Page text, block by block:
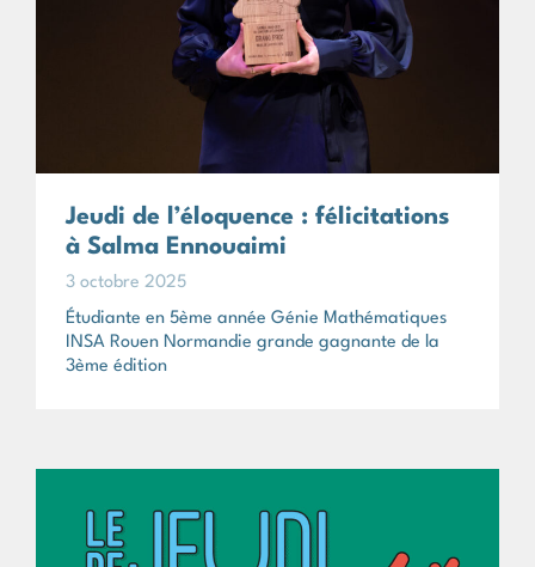
Jeudi de l’éloquence : félicitations
à Salma Ennouaimi
3 octobre 2025
Étudiante en 5ème année Génie Mathématiques
INSA Rouen Normandie grande gagnante de la
3ème édition